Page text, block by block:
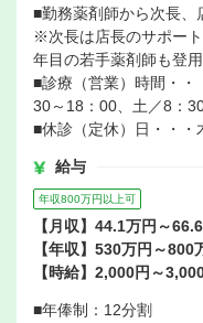
■勤務薬剤師から次長、
※次長は店長のサポー
年目の若手薬剤師も登用
■診療（営業）時間・・
30～18：00、土／8：
■休診（定休）日・・・
給与
年収800万円以上可
【月収】44.1万円～
【年収】530万円～800
【時給】2,000円～
■年俸制：12分割